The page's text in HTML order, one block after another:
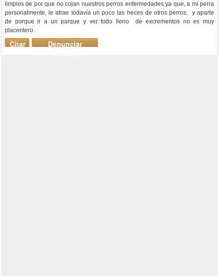
limpios de por que no cojan nuestros perros enfermedades ya que, a mi perra
personalmente, le atrae todavía un poco las heces de otros perros, y aparte
de porque ir a un parque y ver todo lleno de excrementos no es muy
placentero.
Denunciar
mensaje
Citar